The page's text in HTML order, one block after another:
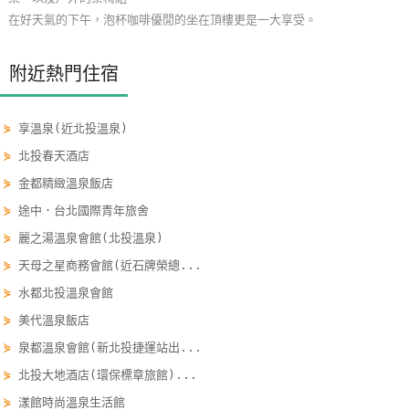
服
務
顧
滿
意
度
訂
單
管
會
員
在好天氣的下午，泡杯咖啡優閒的坐在頂樓更是一大享受。
附近熱門住宿
⋟享溫泉(近北投溫泉)
⋟北投春天酒店
⋟金都精緻溫泉飯店
⋟途中．台北國際青年旅舍
⋟ 麗之湯溫泉會館(北投溫泉)
⋟天母之星商務會館(近石牌榮總...
⋟ 水都北投溫泉會館
⋟美代溫泉飯店
⋟ 泉都溫泉會館(新北投捷運站出...
⋟北投大地酒店(環保標章旅館)...
⋟漾館時尚溫泉生活館